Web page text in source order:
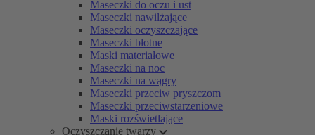
Maseczki do oczu i ust
Maseczki nawilżające
Maseczki oczyszczające
Maseczki błotne
Maski materiałowe
Maseczki na noc
Maseczki na wągry
Maseczki przeciw pryszczom
Maseczki przeciwstarzeniowe
Maski rozświetlające
Oczyszczanie twarzy